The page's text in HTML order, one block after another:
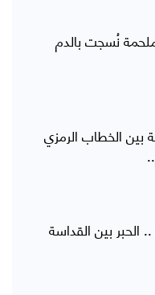
نُسجت بالدم
بين الخطاب الرمزي
بين القداسة